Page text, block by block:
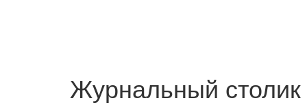
Журнальный